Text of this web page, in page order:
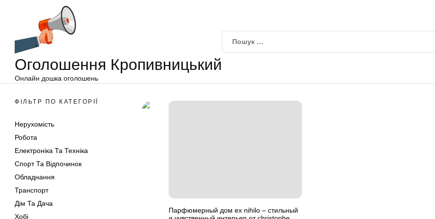
Оголошення Кропивницький
Онлайн дошка оголошень
ФІЛЬТР ПО КАТЕГОРІЇ
Нерухомість
Робота
Електроніка Та Техніка
Спорт Та Відпочинок
Обладнання
Транспорт
Дім Та Дача
Хобі
Парфюмерный дом ex nihilo – стильный